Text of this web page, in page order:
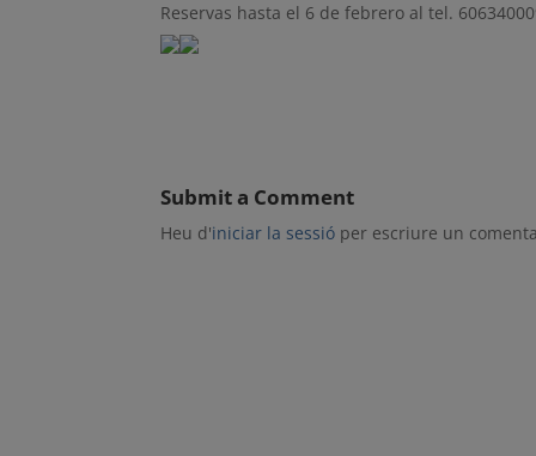
Reservas hasta el 6 de febrero al tel.
Submit a Comment
Heu d'iniciar la sessió per escriure un